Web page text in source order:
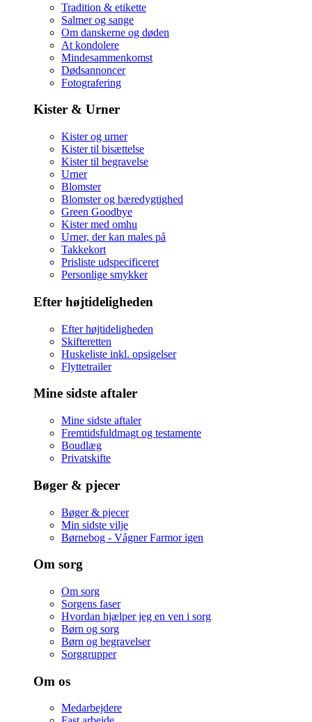
Tradition & etikette
Salmer og sange
Om danskerne og døden
At kondolere
Mindesammenkomst
Dødsannoncer
Fotografering
Kister & Urner
Kister og urner
Kister til bisættelse
Kister til begravelse
Urner
Blomster
Blomster og bæredygtighed
Green Goodbye
Kister med omhu
Urner, der kan males på
Takkekort
Prisliste udspecificeret
Personlige smykker
Efter højtideligheden
Efter højtideligheden
Skifteretten
Huskeliste inkl. opsigelser
Flyttetrailer
Mine sidste aftaler
Mine sidste aftaler
Fremtidsfuldmagt og testamente
Boudlæg
Privatskifte
Bøger & pjecer
Bøger & pjecer
Min sidste vilje
Børnebog - Vågner Farmor igen
Om sorg
Om sorg
Sorgens faser
Hvordan hjælper jeg en ven i sorg
Børn og sorg
Børn og begravelser
Sorggrupper
Om os
Medarbejdere